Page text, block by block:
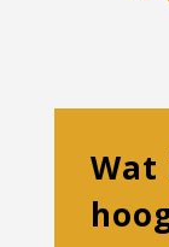
Wat